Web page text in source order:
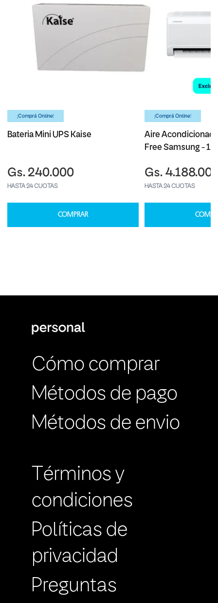
¡Comprá Online!
Bateria Mini UPS Kaise
Gs. 240.000
HASTA 24 CUOTAS
COMPRAR
¡Comprá Online!
Aire
Free Samsung -
Gs.
HASTA 24 CUOTAS
Cómo comprar
Métodos de pago
Métodos de envio
Términos y
condiciones
Políticas de
privacidad
Preguntas